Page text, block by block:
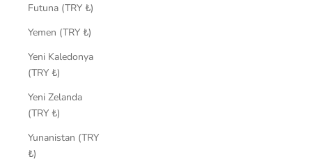
Futuna (TRY ₺)
Yemen (TRY ₺)
Yeni Kaledonya
(TRY ₺)
Yeni Zelanda
(TRY ₺)
Yunanistan (TRY
₺)